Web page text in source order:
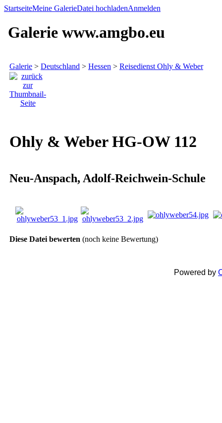
StartseiteMeine GalerieDatei hochladenAnmelden
Galerie www.amgbo.eu
Galerie > Deutschland > Hessen > Reisedienst Ohly & Weber
Ohly & Weber HG-OW 112
Neu-Anspach, Adolf-Reichwein-Schule
Diese Datei bewerten (noch keine Bewertung)
Powered by